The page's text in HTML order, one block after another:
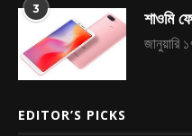
3
শাওমি
জানুয়ারি
EDITOR’S PICKS